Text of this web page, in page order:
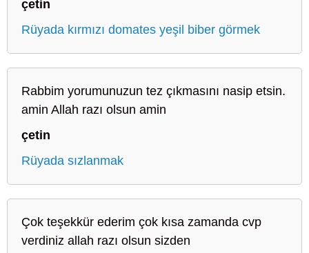
çetin
Rüyada kırmızı domates yeşil biber görmek
Rabbim yorumunuzun tez çıkmasını nasip etsin.
amin Allah razı olsun amin
çetin
Rüyada sızlanmak
Çok teşekkür ederim çok kısa zamanda cvp
verdiniz allah razı olsun sizden